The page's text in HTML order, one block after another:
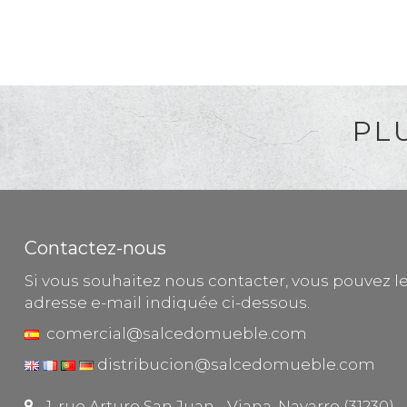
Contactez-nous
Si vous souhaitez nous contacter, vous pouvez
adresse e-mail indiquée ci-dessous.
comercial@salcedomueble.com
distribucion@salcedomueble.com